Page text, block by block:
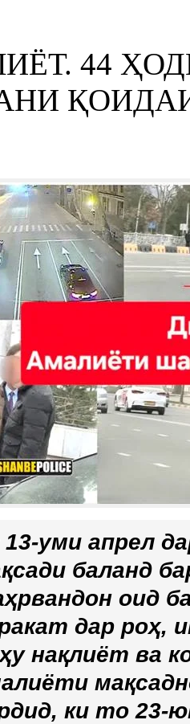
44
13-уми апрел
баланд
оид
дар роҳ,
нақлиёт ва
ки то 23-